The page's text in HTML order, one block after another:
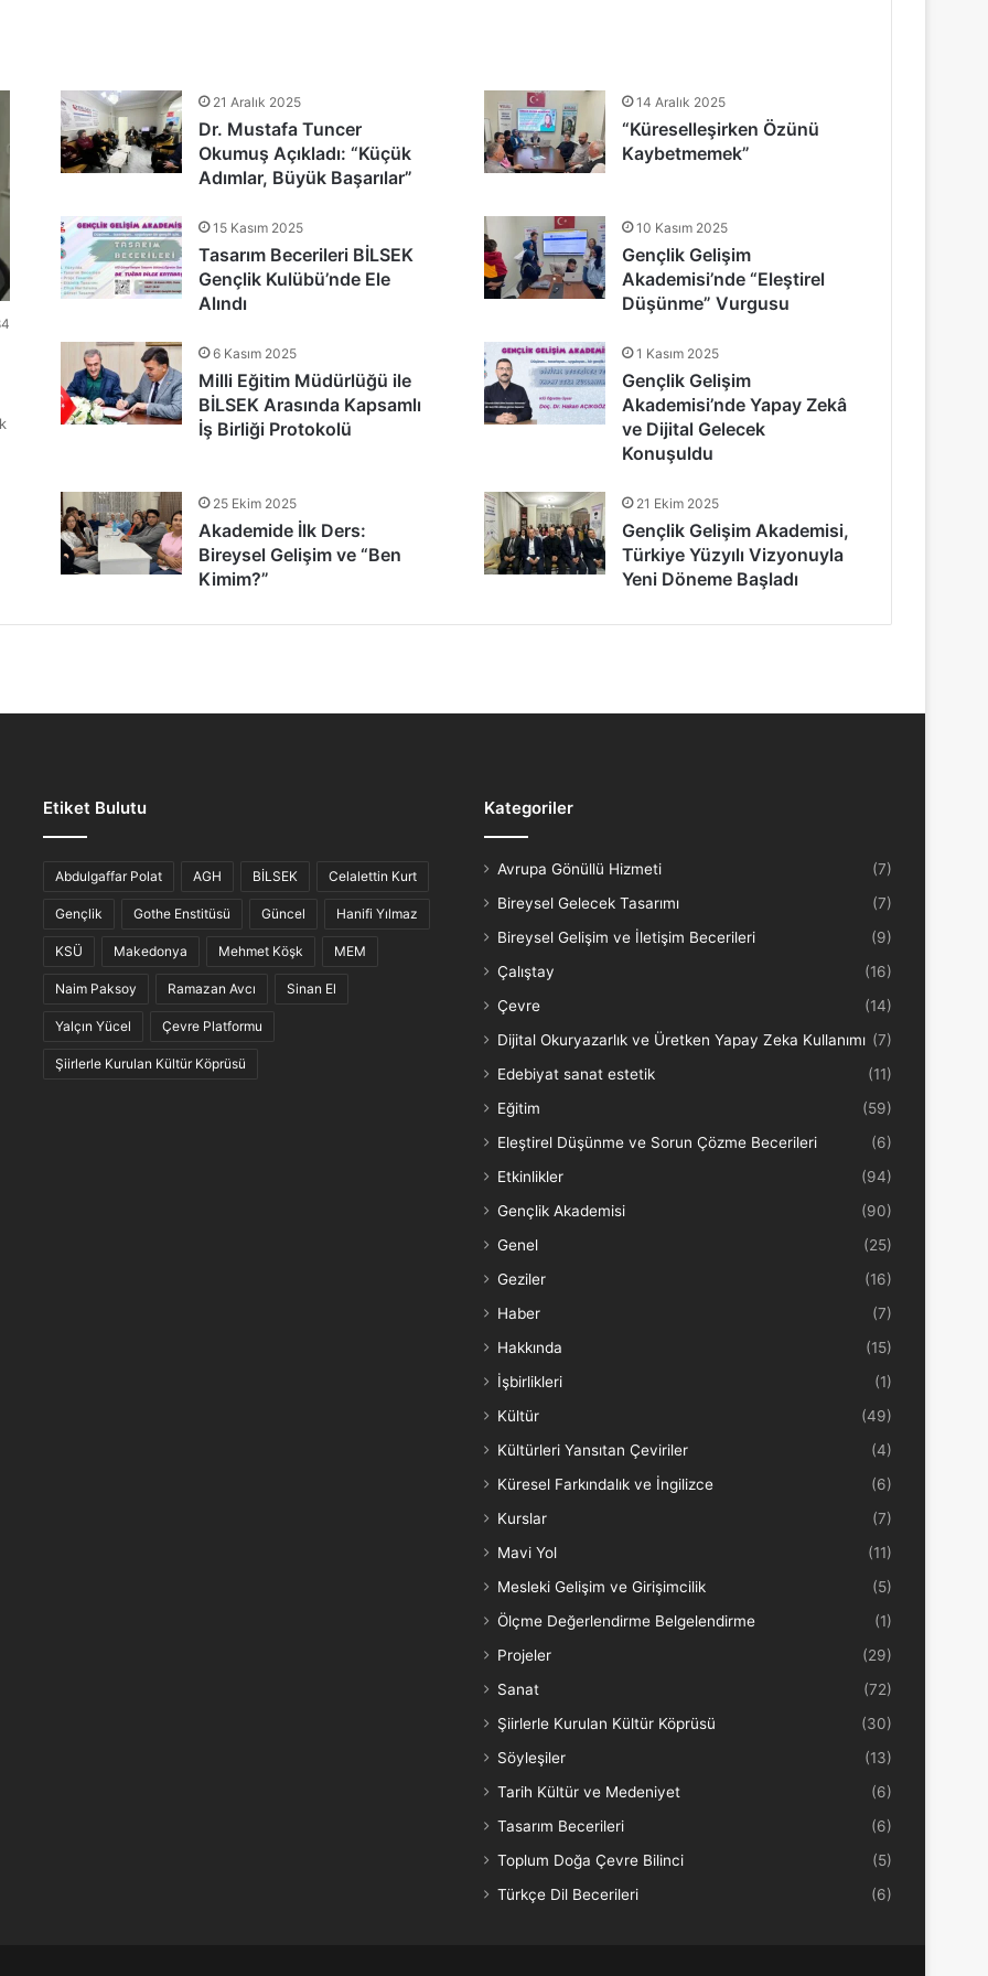
Teşekkür Belgeleriyle Tamamladı
Şöleni: Öğrenciler, Şair ve Ozanlarla Buluştu
Ahvali
Türkülerinin “Anlam Ağları” Keşfedildi
21 Aralık 2025
Dr. Mustafa Tuncer
Okumuş Açıkladı: “Küçük
Adımlar, Büyük Başarılar”
14 Aralık 2025
“Küreselleşirken Özünü
Kaybetmemek”
15 Kasım 2025
Tasarım Becerileri BİLSEK
Gençlik Kulübü’nde Ele
Alındı
10 Kasım 2025
Gençlik Gelişim
Akademisi’nde “Eleştirel
Düşünme” Vurgusu
6 Kasım 2025
Milli Eğitim Müdürlüğü ile
BİLSEK Arasında Kapsamlı
İş Birliği Protokolü
1 Kasım 2025
Gençlik Gelişim
Akademisi’nde Yapay Zekâ
ve Dijital Gelecek
Konuşuldu
25 Ekim 2025
Akademide İlk Ders:
Bireysel Gelişim ve “Ben
Kimim?”
21 Ekim 2025
Gençlik Gelişim Akademisi,
Türkiye Yüzyılı Vizyonuyla
Yeni Döneme Başladı
Etiket Bulutu
Abdulgaffar Polat AGH BİLSEK Celalettin Kurt
Gençlik Gothe Enstitüsü Güncel Hanifi Yılmaz
KSÜ Makedonya Mehmet Köşk MEM
Naim Paksoy Ramazan Avcı Sinan El
Yalçın Yücel Çevre Platformu
Şiirlerle Kurulan Kültür Köprüsü
Kategoriler
Avrupa Gönüllü Hizmeti
(7)
Bireysel Gelecek Tasarımı
(7)
Bireysel Gelişim ve İletişim Becerileri
(9)
Çalıştay
(16)
Çevre
(14)
Dijital Okuryazarlık ve Üretken Yapay Zeka Kullanımı (7)
Edebiyat sanat estetik
(11)
Eğitim
(59)
Eleştirel Düşünme ve Sorun Çözme Becerileri
(6)
Etkinlikler
(94)
Gençlik Akademisi
(90)
Genel
(25)
Geziler
(16)
Haber
(7)
Hakkında
(15)
İşbirlikleri
(1)
Kültür
(49)
Kültürleri Yansıtan Çeviriler
(4)
Küresel Farkındalık ve İngilizce
(6)
Kurslar
(7)
Mavi Yol
(11)
Mesleki Gelişim ve Girişimcilik
(5)
Ölçme Değerlendirme Belgelendirme
(1)
Projeler
(29)
Sanat
(72)
Şiirlerle Kurulan Kültür Köprüsü
(30)
Söyleşiler
(13)
Tarih Kültür ve Medeniyet
(6)
Tasarım Becerileri
(6)
Toplum Doğa Çevre Bilinci
(5)
Türkçe Dil Becerileri
(6)